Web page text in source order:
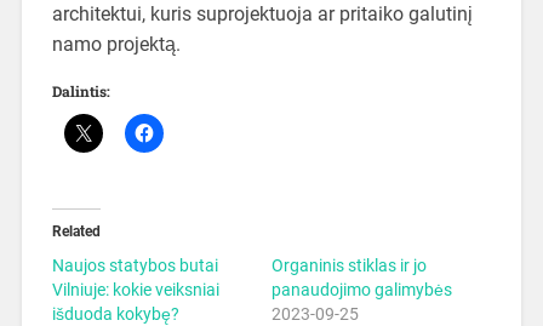
architektui, kuris suprojektuoja ar pritaiko galutinį
namo projektą.
Dalintis:
Related
Naujos statybos butai
Vilniuje: kokie veiksniai
išduoda kokybę?
Organinis stiklas ir jo
panaudojimo galimybės
2023-09-25